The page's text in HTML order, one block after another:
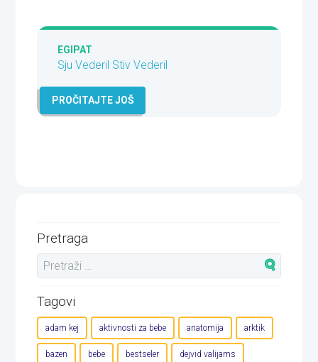
EGIPAT
Sju Vederil Stiv Vederil
PROČITAJTE JOŠ
Pretraga
Tagovi
adam kej aktivnosti za bebe anatomija arktik
bazen bebe bestseler dejvid valijams